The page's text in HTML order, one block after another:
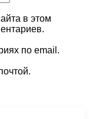
в этом
по email.